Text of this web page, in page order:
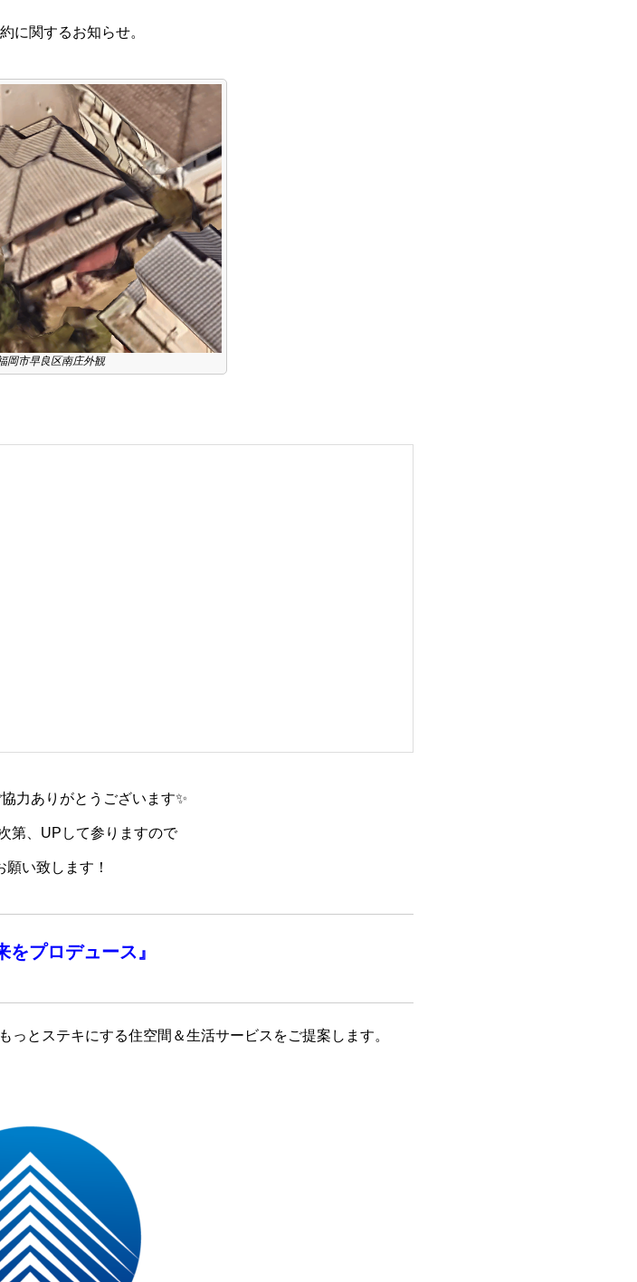
に関するお知らせ。
岡市早良区南庄外観
力ありがとうございます✨
第、UPして参りますので
願い致します！
をプロデュース』
とステキにする住空間＆生活サービスをご提案します。